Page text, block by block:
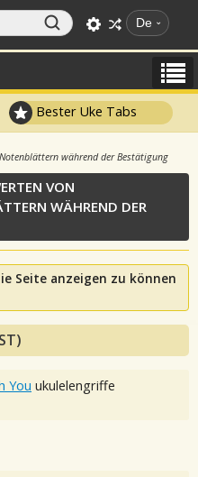
De
Bester Uke Tabs
während der Bestätigung
VON
WÄHREND DER
Seite anzeigen zu können
You ukulelengriffe